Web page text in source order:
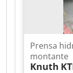
mm/s
Disponible
derecho
Prensa
montante
Knuth